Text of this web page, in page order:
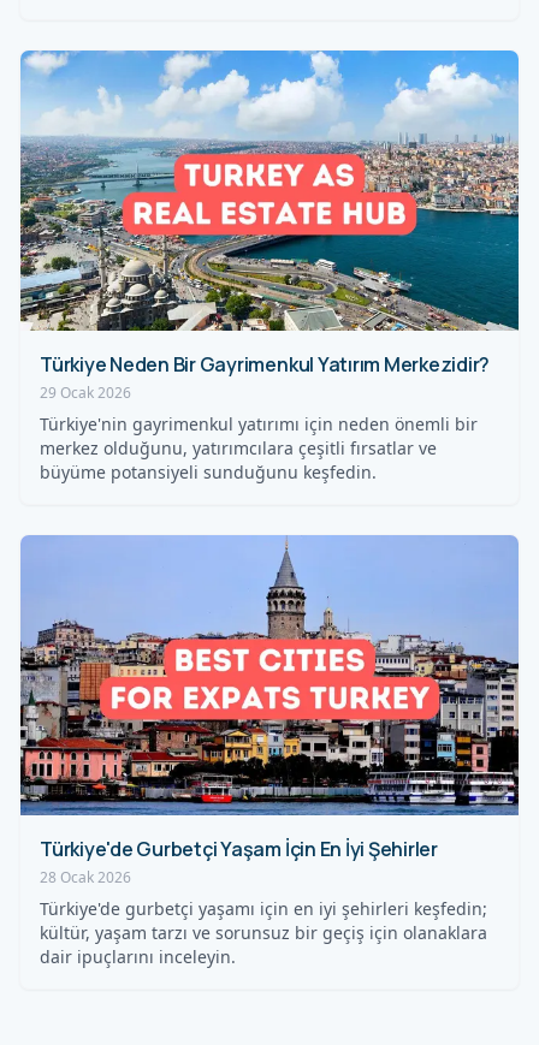
Türkiye Neden Bir Gayrimenkul Yatırım Merkezidir?
29 Ocak 2026
Türkiye'nin gayrimenkul yatırımı için neden önemli bir
merkez olduğunu, yatırımcılara çeşitli fırsatlar ve
büyüme potansiyeli sunduğunu keşfedin.
Türkiye'de Gurbetçi Yaşam İçin En İyi Şehirler
28 Ocak 2026
Türkiye'de gurbetçi yaşamı için en iyi şehirleri keşfedin;
kültür, yaşam tarzı ve sorunsuz bir geçiş için olanaklara
dair ipuçlarını inceleyin.